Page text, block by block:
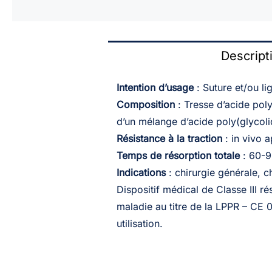
Intention d’usage: Suture et/ou
Composition: Tresse d’acide
d’un mélange d’acide
Résistance à la traction: in vivo
Temps de résorption totale: 60-
Indications: chirurgie générale,
Dispositif médical de Classe III
maladie au titre de la LPPR – CE
utilisation.